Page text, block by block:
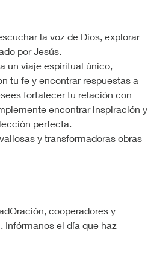
la voz de Dios, explorar
por Jesús.
un viaje espiritual único,
tu fe y encontrar respuestas a
fortalecer tu relación con
encontrar inspiración y
perfecta.
y transformadoras obras
cooperadores y
Infórmanos el día que haz